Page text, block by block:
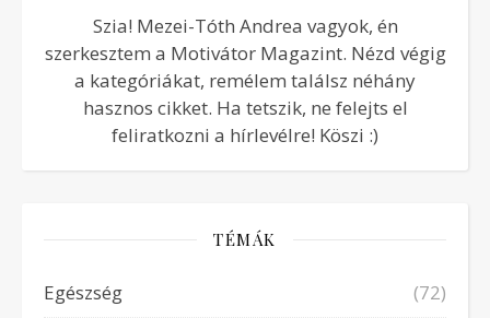
Szia! Mezei-Tóth Andrea vagyok, én
szerkesztem a Motivátor Magazint. Nézd végig
a kategóriákat, remélem találsz néhány
hasznos cikket. Ha tetszik, ne felejts el
feliratkozni a hírlevélre! Köszi :)
TÉMÁK
Egészség
(72)